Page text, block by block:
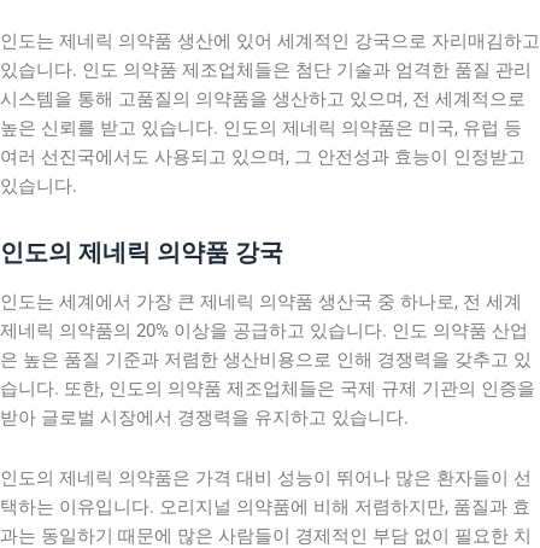
인도는 제네릭 의약품 생산에 있어 세계적인 강국으로 자리매김하고
있습니다. 인도 의약품 제조업체들은 첨단 기술과 엄격한 품질 관리
시스템을 통해 고품질의 의약품을 생산하고 있으며, 전 세계적으로
높은 신뢰를 받고 있습니다. 인도의 제네릭 의약품은 미국, 유럽 등
여러 선진국에서도 사용되고 있으며, 그 안전성과 효능이 인정받고
있습니다.
인도의 제네릭 의약품 강국
인도는 세계에서 가장 큰 제네릭 의약품 생산국 중 하나로, 전 세계
제네릭 의약품의 20% 이상을 공급하고 있습니다. 인도 의약품 산업
은 높은 품질 기준과 저렴한 생산비용으로 인해 경쟁력을 갖추고 있
습니다. 또한, 인도의 의약품 제조업체들은 국제 규제 기관의 인증을
받아 글로벌 시장에서 경쟁력을 유지하고 있습니다.
인도의 제네릭 의약품은 가격 대비 성능이 뛰어나 많은 환자들이 선
택하는 이유입니다. 오리지널 의약품에 비해 저렴하지만, 품질과 효
과는 동일하기 때문에 많은 사람들이 경제적인 부담 없이 필요한 치